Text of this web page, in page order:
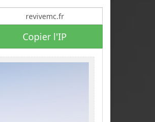
Copier l'IP